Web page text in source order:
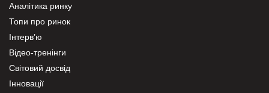
Аналітика ринку
Топи про ринок
Інтерв’ю
Відео-тренінги
Світовий досвід
Інновації